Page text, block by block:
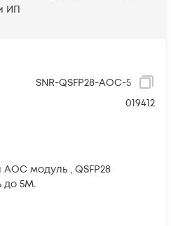
SNR-QSFP28-AOC-5
019412
модуль , QSFP28
до 5М.
ИП